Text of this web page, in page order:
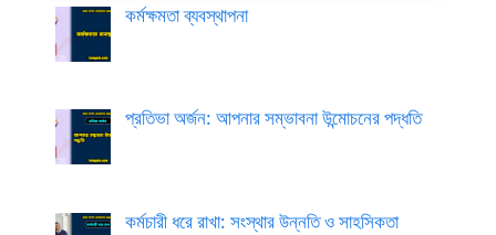
কর্মক্ষমতা ব্যবস্থাপনা
প্রতিভা অর্জন: আপনার সম্ভাবনা উন্মোচনের পদ্ধতি
কর্মচারী ধরে রাখা: সংস্থার উন্নতি ও সাহসিকতা